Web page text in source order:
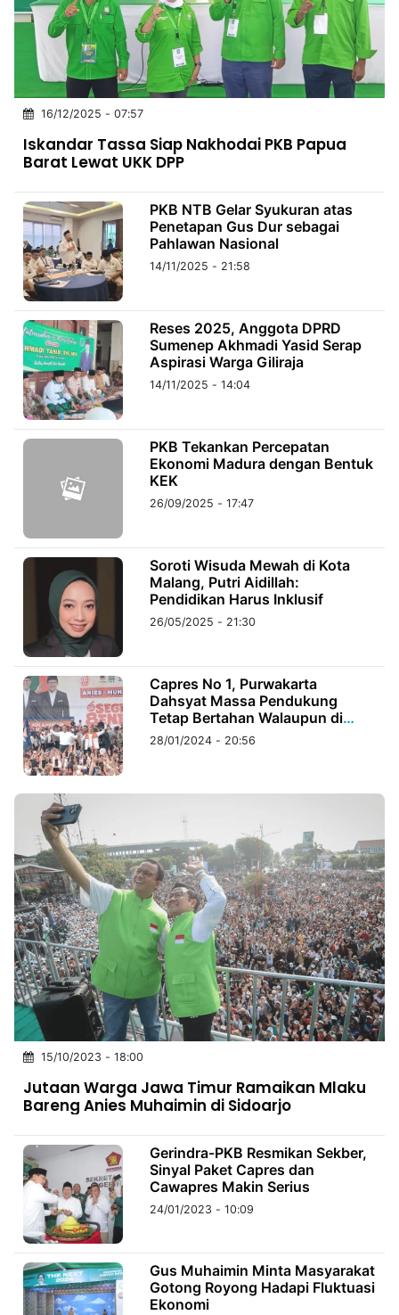
INDONESIA
Partner
NTB
Time
IDN
Jogja
Rakyat
News
Notice
Baru
Follow
Kabarbaru
Kabarbaru
Media
Holding
16/12/2025 - 07:57
Iskandar Tassa Siap Nakhodai PKB Papua
Barat Lewat UKK DPP
PKB NTB Gelar Syukuran atas
Penetapan Gus Dur sebagai
Pahlawan Nasional
14/11/2025 - 21:58
Reses 2025, Anggota DPRD
Sumenep Akhmadi Yasid Serap
Aspirasi Warga Giliraja
14/11/2025 - 14:04
PKB Tekankan Percepatan
Ekonomi Madura dengan Bentuk
KEK
26/09/2025 - 17:47
Soroti Wisuda Mewah di Kota
Malang, Putri Aidillah:
Pendidikan Harus Inklusif
26/05/2025 - 21:30
Capres No 1, Purwakarta
Dahsyat Massa Pendukung
Tetap Bertahan Walaupun di
Guyur Hujan
28/01/2024 - 20:56
15/10/2023 - 18:00
Jutaan Warga Jawa Timur Ramaikan Mlaku
Bareng Anies Muhaimin di Sidoarjo
Gerindra-PKB Resmikan Sekber,
Sinyal Paket Capres dan
Cawapres Makin Serius
24/01/2023 - 10:09
Gus Muhaimin Minta Masyarakat
Gotong Royong Hadapi Fluktuasi
Ekonomi